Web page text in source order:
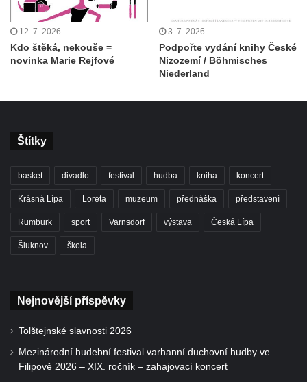
12. 7. 2026
Kdo štěká, nekouše =
novinka Marie Rejfové
3. 7. 2026
Podpořte vydání knihy České
Nizozemí / Böhmisches
Niederland
Štítky
basket divadlo festival hudba kniha koncert
Krásná Lípa Loreta muzeum přednáška představení
Rumburk sport Varnsdorf výstava Česká Lípa
Šluknov škola
Nejnovější příspěvky
Tolštejnské slavnosti 2026
Mezinárodní hudební festival varhanní duchovní hudby ve
Filipově 2026 – XIX. ročník – zahajovací koncert